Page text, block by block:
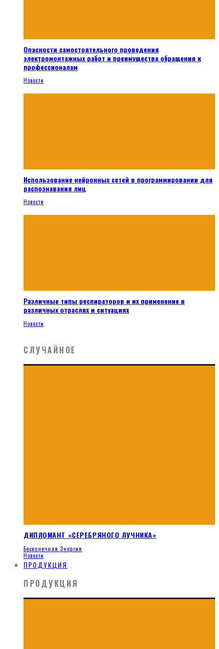
Опасности самостоятельного проведения
электромонтажных работ и преимущества обращения к
профессионалам
Новости
Использование нейронных сетей в программировании для
распознавания лиц
Новости
Различные типы респираторов и их применение в
различных отраслях и ситуациях
Новости
СЛУЧАЙНОЕ
ДИПЛОМАНТ «СЕРЕБРЯНОГО ЛУЧНИКА»
Бесконечная Энергия
Новости
ПРОДУКЦИЯ
ПРОДУКЦИЯ